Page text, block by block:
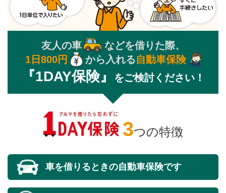
友人の車
などを借りた際、
1日800円
から入れる自動車保険
『1DAY保険』 をご検討ください！
3つの特徴
車を借りるときの自動車保険です